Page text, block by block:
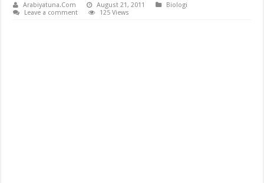
Arabiyatuna.Com August 21, 2011
Biologi
Leave a comment
125 Views